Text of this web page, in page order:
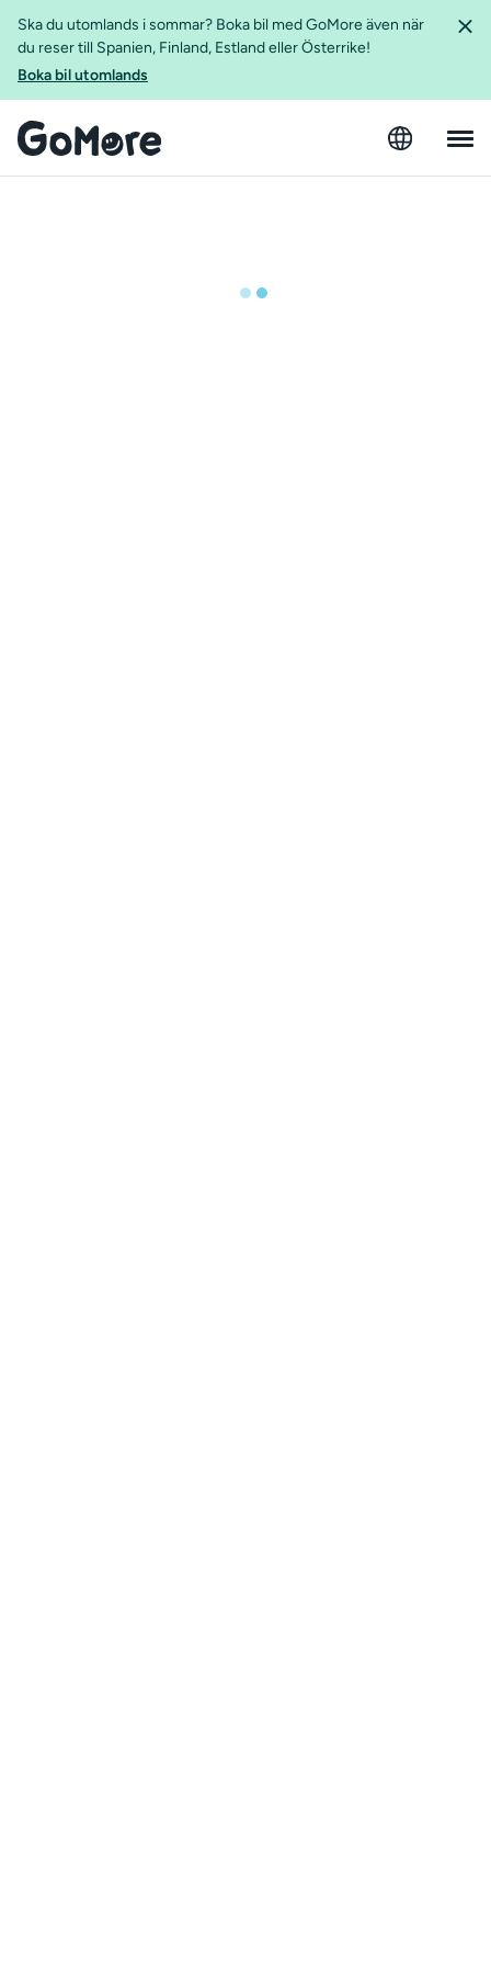
Ska du utomlands i sommar? Boka bil med GoMore även när
du reser till Spanien, Finland, Estland eller Österrike!
Boka bil utomlands